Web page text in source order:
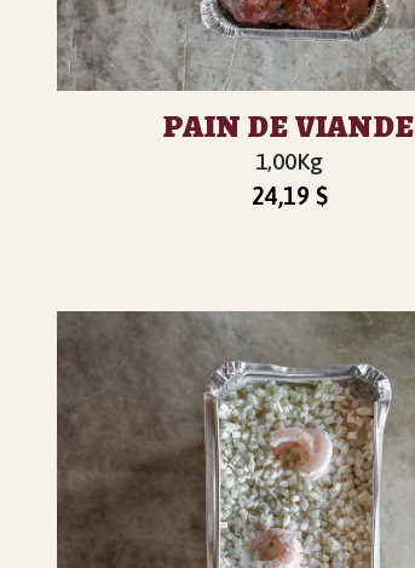
PAIN DE VIANDE
1,00Kg
24,19 $